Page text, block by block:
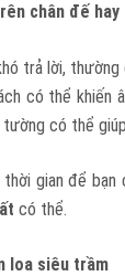
chân đế
trả lời, thường
có thể khiến
tường có thể
gian để
có thể.
loa siêu trầm